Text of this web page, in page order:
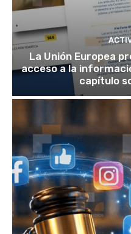
La Unión Europea
acceso a la
capítulo